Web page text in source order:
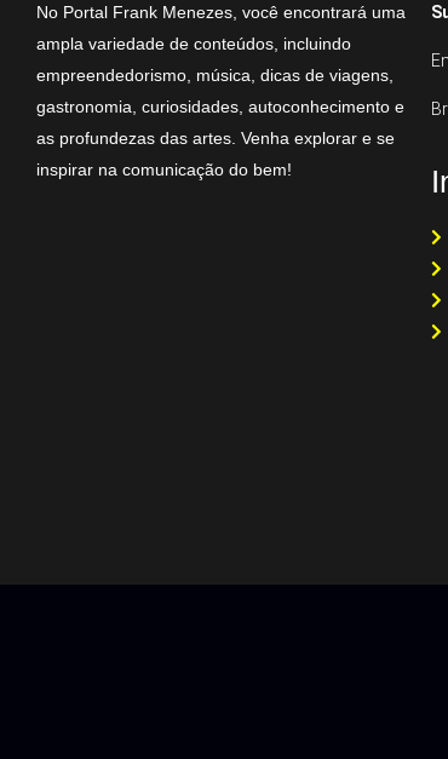
No Portal Frank Menezes, você encontrará uma
ampla variedade de conteúdos, incluindo
empreendedorismo, música, dicas de viagens,
gastronomia, curiosidades, autoconhecimento e
as profundezas das artes. Venha explorar e se
inspirar na comunicação do bem!